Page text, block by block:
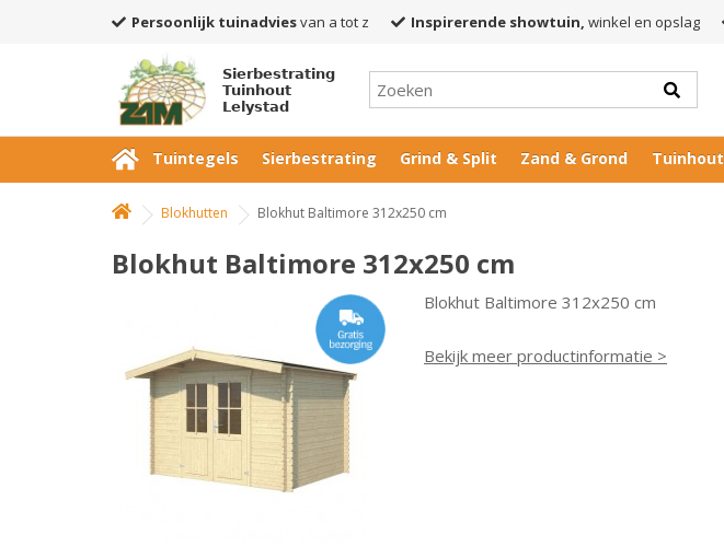
Persoonlijk tuinadviesvan a tot z Inspirerende showtuin, winkel en opslag
Sierbestrating
Tuinhout
Lelystad
Tuintegels Sierbestrating Grind & Split Zand & Grond Tuinhout
Blokhutten Blokhut Baltimore 312x250 cm
Blokhut Baltimore 312x250 cm
Blokhut Baltimore 312x250 cm
Bekijk meer productinformatie >